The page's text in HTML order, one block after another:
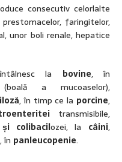
consecutiv celorlalte
faringitelor,
unor boli renale, hepatice
la bovine, în
a mucoaselor),
, în timp ce la porcine,
transmisibile,
colibacilozei, la câini,
, în panleucopenie.